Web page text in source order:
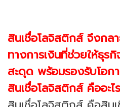
สินเชื่อโลจิสติกส์ จึงกล
ทางการเงินที่ช่วยให้ธุร
สะดุด พร้อมรองรับโอก
สินเชื่อโลจิสติกส์ คืออะไ